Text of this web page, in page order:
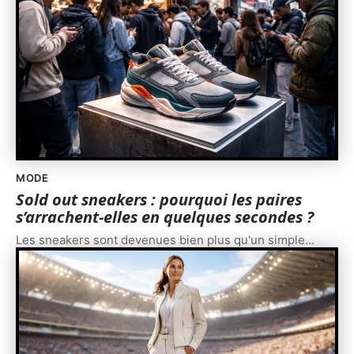
MODE
Sold out sneakers : pourquoi les paires
s’arrachent-elles en quelques secondes ?
Les sneakers sont devenues bien plus qu'un simple…